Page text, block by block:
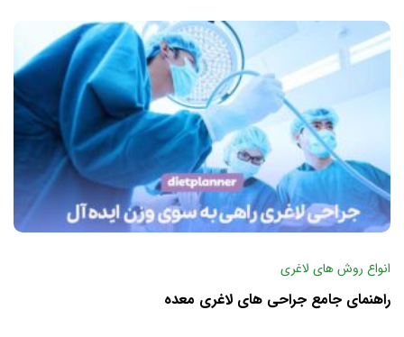
انواع روش های لاغری
راهنمای جامع جراحی های لاغری معده